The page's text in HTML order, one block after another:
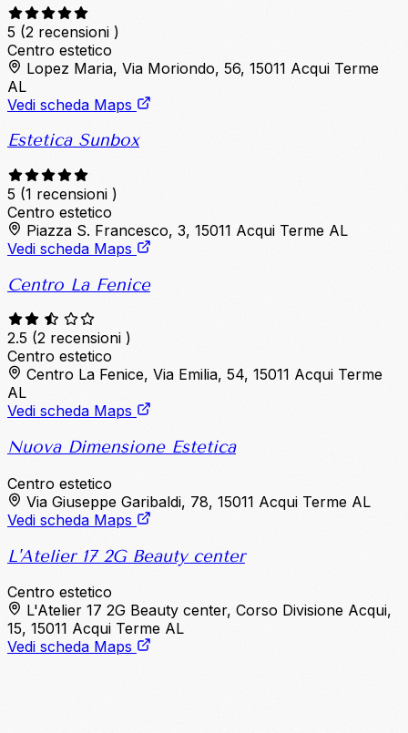
5 (2 recensioni )
Centro estetico
Lopez Maria, Via Moriondo, 56, 15011 Acqui Terme
AL
Vedi scheda Maps
Estetica Sunbox
5 (1 recensioni )
Centro estetico
Piazza S. Francesco, 3, 15011 Acqui Terme AL
Vedi scheda Maps
Centro La Fenice
2.5 (2 recensioni )
Centro estetico
Centro La Fenice, Via Emilia, 54, 15011 Acqui Terme
AL
Vedi scheda Maps
Nuova Dimensione Estetica
Centro estetico
Via Giuseppe Garibaldi, 78, 15011 Acqui Terme AL
Vedi scheda Maps
L'Atelier 17 2G Beauty center
Centro estetico
L'Atelier 17 2G Beauty center, Corso Divisione Acqui,
15, 15011 Acqui Terme AL
Vedi scheda Maps